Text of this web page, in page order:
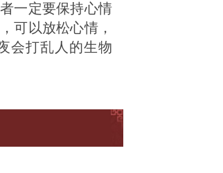
一定要保持心情
可以放松心情，
会打乱人的生物